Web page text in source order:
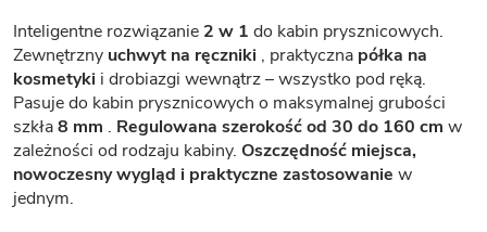
Inteligentne rozwiązanie 2 w 1 do kabin prysznicowych.
Zewnętrzny uchwyt na ręczniki , praktyczna półka na
kosmetyki i drobiazgi wewnątrz – wszystko pod ręką.
Pasuje do kabin prysznicowych o maksymalnej grubości
szkła8 mm . Regulowana szerokość od 30 do 160 cm w
zależności od rodzaju kabiny. Oszczędność miejsca,
nowoczesny wygląd i praktyczne zastosowanie w
jednym.